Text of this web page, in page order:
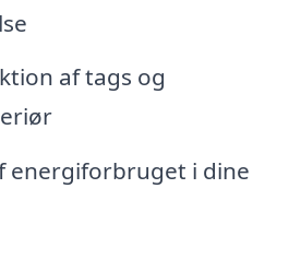
af tags og
energiforbruget i dine